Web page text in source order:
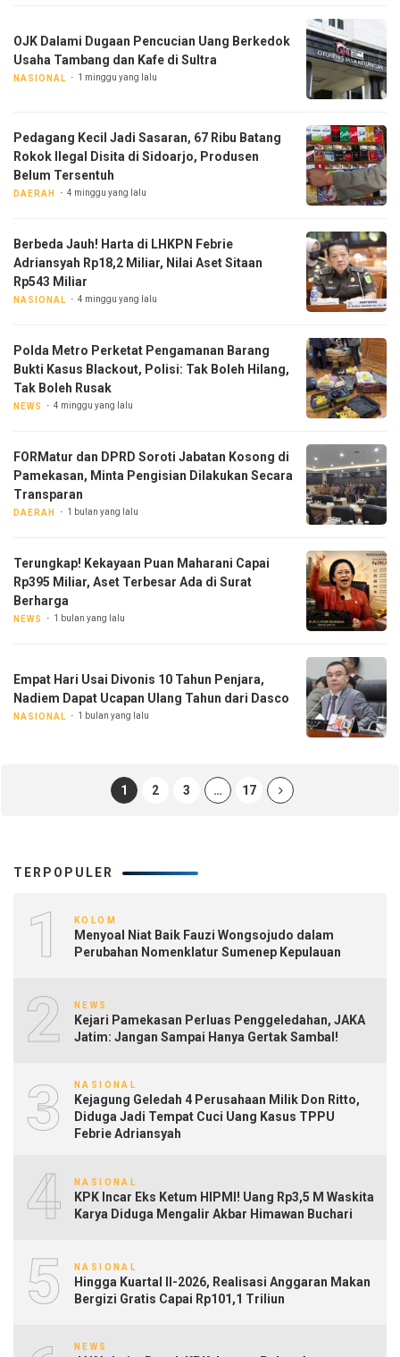
OJK Dalami Dugaan Pencucian Uang Berkedok
Usaha Tambang dan Kafe di Sultra
NASIONAL 1 minggu yang lalu
Pedagang Kecil Jadi Sasaran, 67 Ribu Batang
Rokok Ilegal Disita di Sidoarjo, Produsen
Belum Tersentuh
DAERAH 4 minggu yang lalu
Berbeda Jauh! Harta di LHKPN Febrie
Adriansyah Rp18,2 Miliar, Nilai Aset Sitaan
Rp543 Miliar
NASIONAL 4 minggu yang lalu
Polda Metro Perketat Pengamanan Barang
Bukti Kasus Blackout, Polisi: Tak Boleh Hilang,
Tak Boleh Rusak
NEWS 4 minggu yang lalu
FORMatur dan DPRD Soroti Jabatan Kosong di
Pamekasan, Minta Pengisian Dilakukan Secara
Transparan
DAERAH 1 bulan yang lalu
Terungkap! Kekayaan Puan Maharani Capai
Rp395 Miliar, Aset Terbesar Ada di Surat
Berharga
NEWS 1 bulan yang lalu
Empat Hari Usai Divonis 10 Tahun Penjara,
Nadiem Dapat Ucapan Ulang Tahun dari Dasco
NASIONAL 1 bulan yang lalu
1 2 3 … 17
TERPOPULER
1 KOLOM
Menyoal Niat Baik Fauzi Wongsojudo dalam
Perubahan Nomenklatur Sumenep Kepulauan
2 NEWS
Kejari Pamekasan Perluas Penggeledahan, JAKA
Jatim: Jangan Sampai Hanya Gertak Sambal!
3 NASIONAL
Kejagung Geledah 4 Perusahaan Milik Don Ritto,
Diduga Jadi Tempat Cuci Uang Kasus TPPU
Febrie Adriansyah
4 NASIONAL
KPK Incar Eks Ketum HIPMI! Uang Rp3,5 M Waskita
Karya Diduga Mengalir Akbar Himawan Buchari
5 NASIONAL
Hingga Kuartal II-2026, Realisasi Anggaran Makan
Bergizi Gratis Capai Rp101,1 Triliun
NEWS